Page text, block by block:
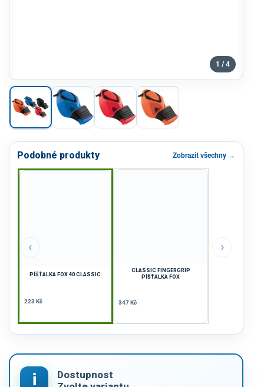
1 / 4
Podobné produkty Zobrazit všechny →
‹
PÍŠŤALKA FOX 40 CLASSIC
223 Kč
CLASSIC FINGERGRIP
PÍŠŤALKA FOX
347 Kč
›